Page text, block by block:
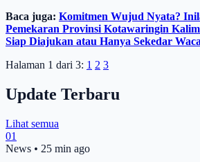
Baca juga: Komitmen Wujud Nyata?
Pemekaran Provinsi Kotawaringin
Siap Diajukan atau Hanya Sekedar
Halaman 1 dari 3: 1 2 3
Update Terbaru
Lihat semua
01
News • 25 min ago